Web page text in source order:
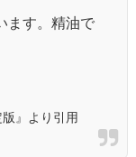
ます。精油で
』より引用